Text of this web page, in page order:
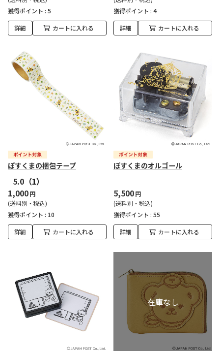
獲得ポイント : 5
詳細 カートに入れる
獲得ポイント : 4
詳細 カートに入れる
ぽすくまの梱包テープ
5.0 （1）
1,000円
(送料別・税込)
獲得ポイント : 10
詳細 カートに入れる
ぽすくまのオルゴール
5,500円
(送料別・税込)
獲得ポイント : 55
詳細 カートに入れる